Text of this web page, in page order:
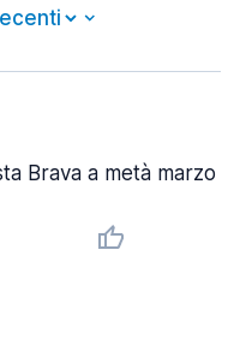
Brava a metà marzo